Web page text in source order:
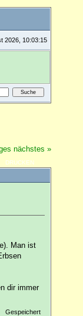
2026, 10:03:15
nächstes »
DRUCKEN
Man ist
dir immer
Gespeichert